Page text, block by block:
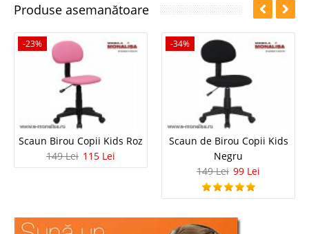
Produse asemanătoare
-23%
Scaun Birou Copii Kids Roz
149 Lei 115 Lei
-34%
Scaun de Birou Copii Kids
Negru
149 Lei 99 Lei